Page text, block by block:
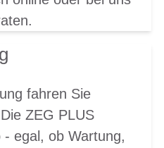
fahren Sie
ZEG PLUS
egal, ob Wartung,